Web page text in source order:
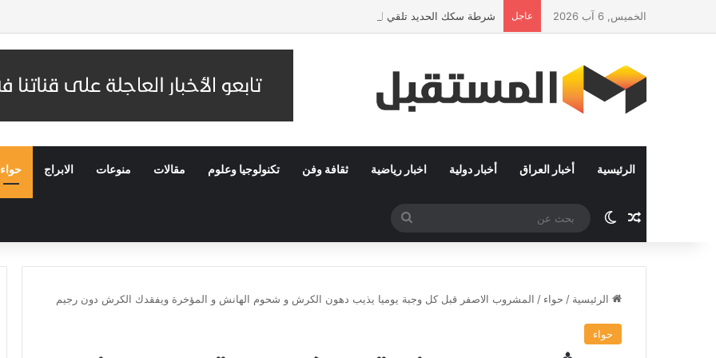
الخميس, 6 آب 2026 عاجل شرطة سكك الحديد تلقي القبض على المتهم الذي قام برشق قطار الزائرين بالحجارة وتحويله إلى القضاء
الرئيسية أخبار العراق أخبار دولية اخبار رياضية ثقافة وفن تكنولوجيا وعلوم مقالات منوعات الابراج حواء
مقال عشوائي
الوضع المظلم
عن
الرئيسية / حواء / المشروب الاصفر قبل كل وجبة يوميا يذيب دهون الكرش و شحوم الهانش و المؤخرة ويفقدك الكرش دون رجيم
حواء